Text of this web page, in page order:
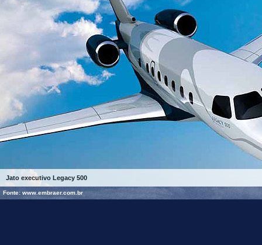
Jato executivo Legacy 500
Fonte: www.embraer.com.br